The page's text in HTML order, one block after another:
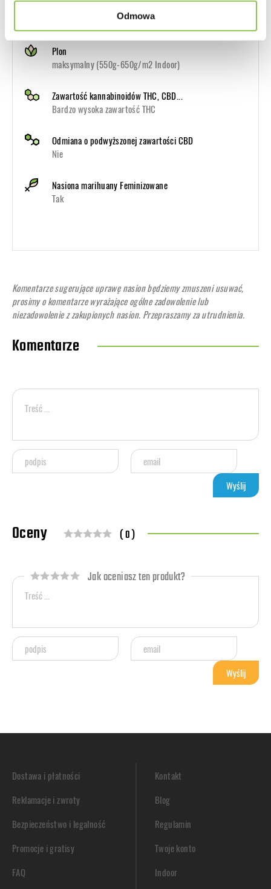
Odmowa
Przeznaczenie
Odmiana Autoflowering na Indoor i Outdoor
Plon
maksymalny (550g-650g/m2 Indoor)
Zawartość kannabinoidów THC, CBD...
Bardzo wysoka zawartość THC
Odmiana o podwyższonej zawartości CBD
Nie
Nasiona marihuany Feminizowane
Tak
Komentarze sugerujące uprawę nasion będziemy zmuszeni usuwać,
prosimy o komentarze wyrażające ogólne zadowolenie lub
niezadowolenie z zakupionych nasion. Przepraszamy za utrudnienia.
Komentarze
Oceny ( 0 )
Jak oceniasz ten produkt?
Dostawa i płatności
Reklamacje i zwroty
Bezpieczeństwo i legalność
Promocje i gratisy
FAQ
Kontakt
Blog
Regulamin
Twoje konto
Indoor